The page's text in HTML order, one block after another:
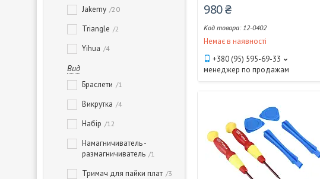
Jakemy 20
Triangle 2
Yihua 4
Вид
Браслети 1
Викрутка 4
Набір 12
Намагничиватель -
размагничиватель 1
Тримач для пайки плат 3
980 ₴
12-0402
Немає в наявності
+380 (95) 595-69-33
менеджер по продажам